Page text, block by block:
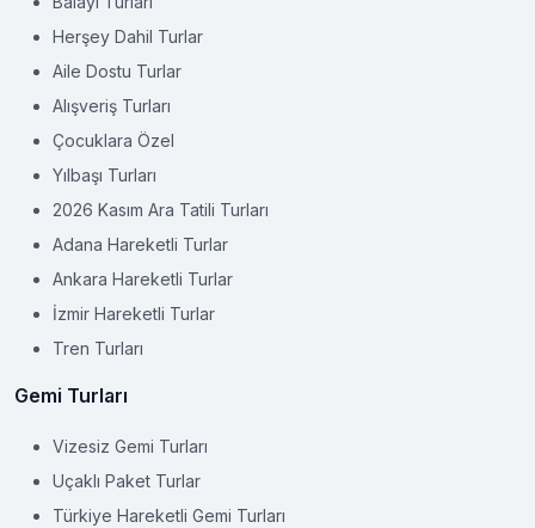
Herşey Dahil Turlar
Aile Dostu Turlar
Alışveriş Turları
Çocuklara Özel
Yılbaşı Turları
2026 Kasım Ara Tatili Turları
Adana Hareketli Turlar
Ankara Hareketli Turlar
İzmir Hareketli Turlar
Tren Turları
Gemi Turları
Vizesiz Gemi Turları
Uçaklı Paket Turlar
Türkiye Hareketli Gemi Turları